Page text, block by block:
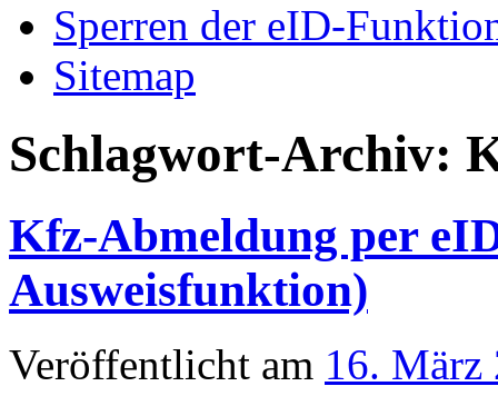
Sperren der eID-
Sitemap
Schlagwort-Archiv:
Kfz-Abmeldung per
Ausweisfunktion)
Veröffentlicht am 16. März